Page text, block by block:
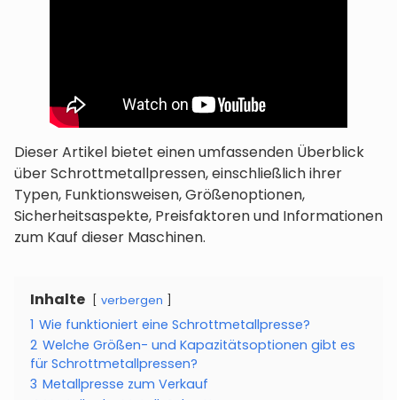
Dieser Artikel bietet einen umfassenden Überblick
über Schrottmetallpressen, einschließlich ihrer
Typen, Funktionsweisen, Größenoptionen,
Sicherheitsaspekte, Preisfaktoren und Informationen
zum Kauf dieser Maschinen.
Inhalte verbergen
1 Wie funktioniert eine Schrottmetallpresse?
2 Welche Größen- und Kapazitätsoptionen gibt es
für Schrottmetallpressen?
3 Metallpresse zum Verkauf